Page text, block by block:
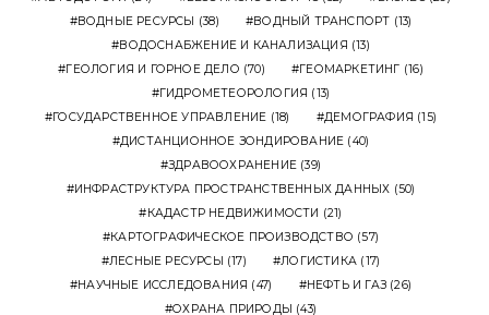
ВОДНЫЕ РЕСУРСЫ
(38) ВОДНЫЙ ТРАНСПОРТ (13)
ВОДОСНАБЖЕНИЕ И КАНАЛИЗАЦИЯ (13)
ГЕОЛОГИЯ И ГОРНОЕ ДЕЛО (70) ГЕОМАРКЕТИНГ (16)
ГИДРОМЕТЕОРОЛОГИЯ (13)
ГОСУДАРСТВЕННОЕ УПРАВЛЕНИЕ (18) ДЕМОГРАФИЯ (15)
ДИСТАНЦИОННОЕ ЗОНДИРОВАНИЕ (40)
ЗДРАВООХРАНЕНИЕ (39)
ИНФРАСТРУКТУРА ПРОСТРАНСТВЕННЫХ ДАННЫХ (50)
КАДАСТР НЕДВИЖИМОСТИ (21)
КАРТОГРАФИЧЕСКОЕ ПРОИЗВОДСТВО (57)
ЛЕСНЫЕ РЕСУРСЫ (17) ЛОГИСТИКА (17)
НАУЧНЫЕ ИССЛЕДОВАНИЯ (47) НЕФТЬ И ГАЗ(26)
ОХРАНА ПРИРОДЫ (43)